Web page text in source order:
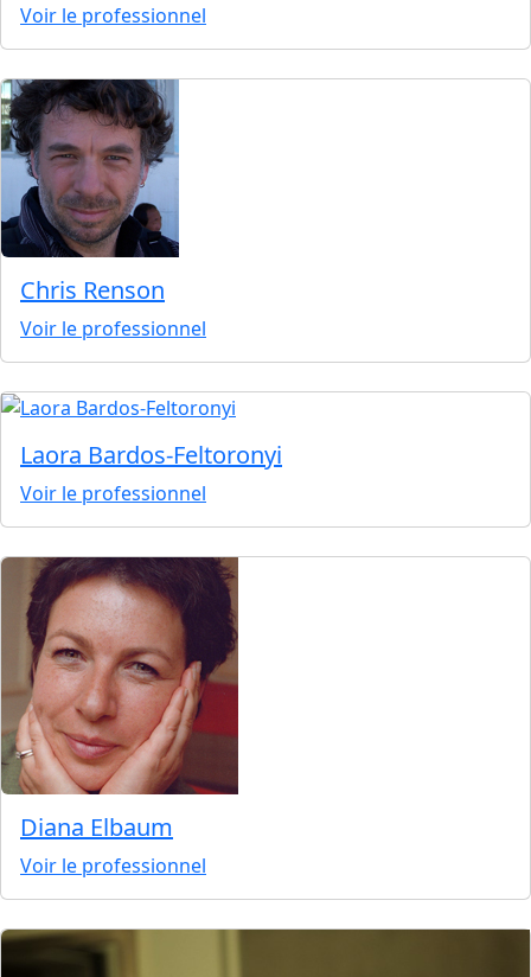
Voir le professionnel
Chris Renson
Voir le professionnel
Laora Bardos-Feltoronyi
Voir le professionnel
Diana Elbaum
Voir le professionnel